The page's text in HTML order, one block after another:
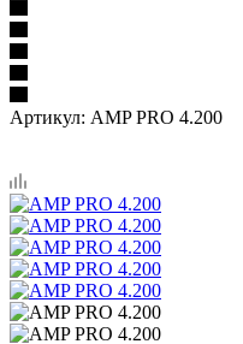
Артикул: AMP PRO 4.200